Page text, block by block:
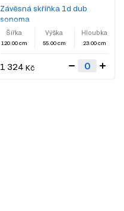
Závěsná skříňka 1d dub
sonoma
Šířka
120.00 cm
Výška
55.00 cm
Hloubka
23.00 cm
1 324 Kč